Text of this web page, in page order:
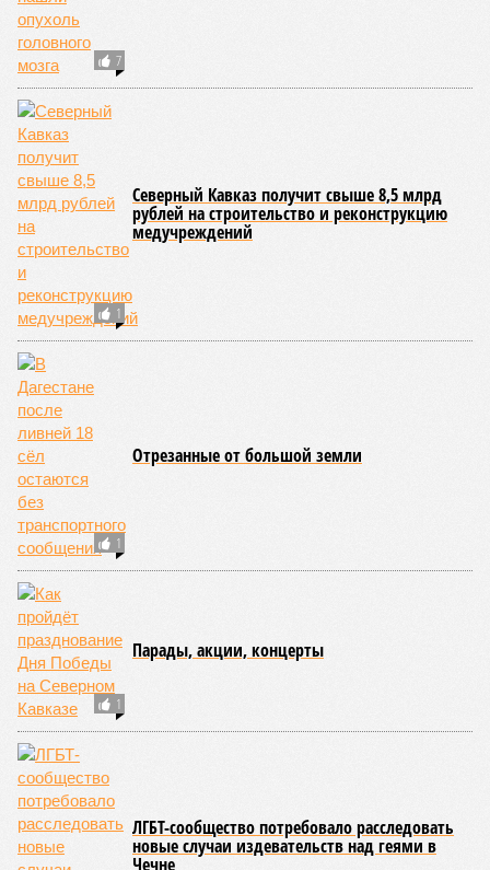
оставаться ещё три населённых пункта.
В Тляратинском районе специалистам удалось наладить
сообщение с семью сёлами по временной схеме. В
Унцукульском районе движение по-прежнему полностью
перекрыто на автомобильной дороге «Араканская
площадка – Унцукуль – Сагринский мост», при этом
организованы объездные маршруты, а непосредственно к
аварийно-восстановительным работам рассчитывают
приступить только после существенного снижения напора
воды, сбрасываемой из штольни Ирганайской ГЭС,
ориентировочно к 15 августа.
В Чародинском районе на дороге «Цуриб – Арчиб»
транспортное сообщение с 18 населёнными пунктами было
восстановлено по временной схеме, однако подъездные
пути к двум селам всё ещё остаются заблокированными.
Ранее в Унцукульском районе Дагестана из-за
повреждения дорожного полотна протяжённостью 110
метров и серьёзных нарушений в системе водоснабжения
был объявлен режим ЧС. Для борьбы с паводками в
республике активно задействуют волонтёров.
Опубликовано:13.07.2026 16:12
готовятся к запуску
05/08
Ставрополье вошло в топ-10 регионов России по
турпотоку в первой половине 2026 года